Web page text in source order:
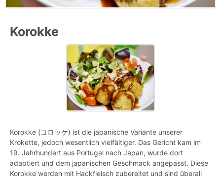
Korokke
Korokke (コロッケ) ist die japanische Variante unserer
Krokette, jedoch wesentlich vielfältiger. Das Gericht kam im
19. Jahrhundert aus Portugal nach Japan, wurde dort
adaptiert und dem japanischen Geschmack angepasst. Diese
Korokke werden mit Hackfleisch zubereitet und sind überall